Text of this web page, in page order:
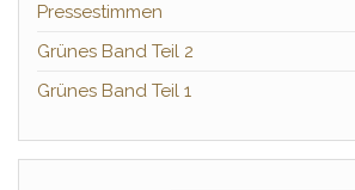
Pressestimmen
Grünes Band Teil 2
Grünes Band Teil 1